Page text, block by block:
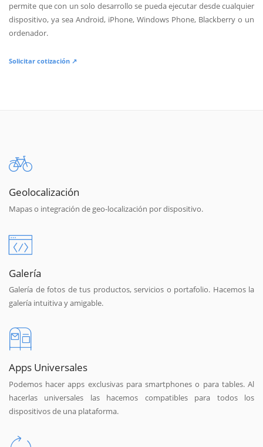
permite que con un solo desarrollo se pueda ejecutar desde cualquier
dispositivo, ya sea Android, iPhone, Windows Phone, Blackberry o un
ordenador.
Solicitar cotización ↗
Geolocalización
Mapas o integración de geo-localización por dispositivo.
Galería
Galería de fotos de tus productos, servicios o portafolio. Hacemos la
galería intuitiva y amigable.
Apps Universales
Podemos hacer apps exclusivas para smartphones o para tables. Al
hacerlas universales las hacemos compatibles para todos los
dispositivos de una plataforma.